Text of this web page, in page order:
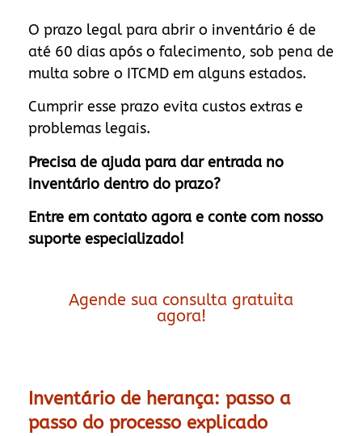
O prazo legal para abrir o inventário é de
até 60 dias após o falecimento, sob pena de
multa sobre o ITCMD em alguns estados.
Cumprir esse prazo evita custos extras e
problemas legais.
Precisa de ajuda para dar entrada no
inventário dentro do prazo?
Entre em contato agora e conte com nosso
suporte especializado!
Agende sua consulta gratuita
agora!
Inventário de herança: passo a
passo do processo explicado